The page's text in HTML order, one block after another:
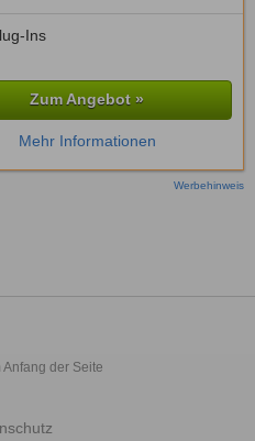
Ins
Zum Angebot »
Mehr Informationen
Werbehinweis
Anfang der Seite